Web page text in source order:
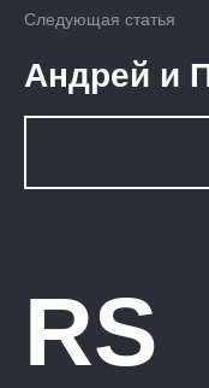
Следующая статья
Андрей и
RS